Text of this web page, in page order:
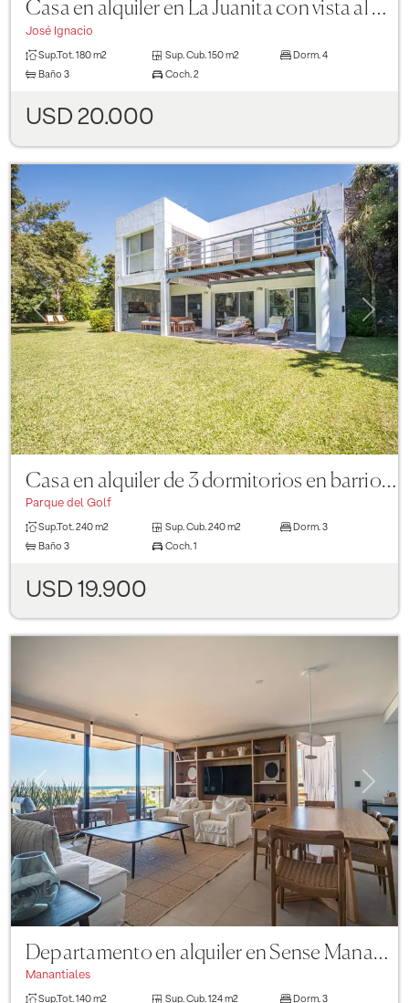
Casa en alquiler en La Juanita con vista al mar de 4 dormitorios
José Ignacio
Sup.Tot. 180 m2 Sup. Cub. 150 m2 Dorm. 4
Baño 3 Coch. 2
USD 20.000
Previous Next
Casa en alquiler de 3 dormitorios en barrio El Golf
Parque del Golf
Sup.Tot. 240 m2 Sup. Cub. 240 m2 Dorm. 3
Baño 3 Coch. 1
USD 19.900
Previous
Departamento en alquiler en Sense Manantiales de 3 dormitorios
Manantiales
Sup.Tot. 140 m2 Sup. Cub. 124 m2 Dorm. 3